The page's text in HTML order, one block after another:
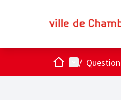
AccueilMenu
/